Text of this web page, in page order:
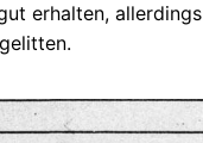
erhalten, allerdings